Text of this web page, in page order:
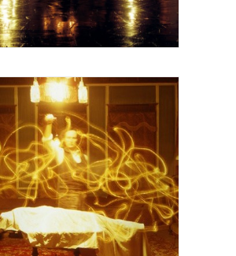
Galerie Patricia Dorfmann, Paris
TOMA "Maison Nektariev, séance